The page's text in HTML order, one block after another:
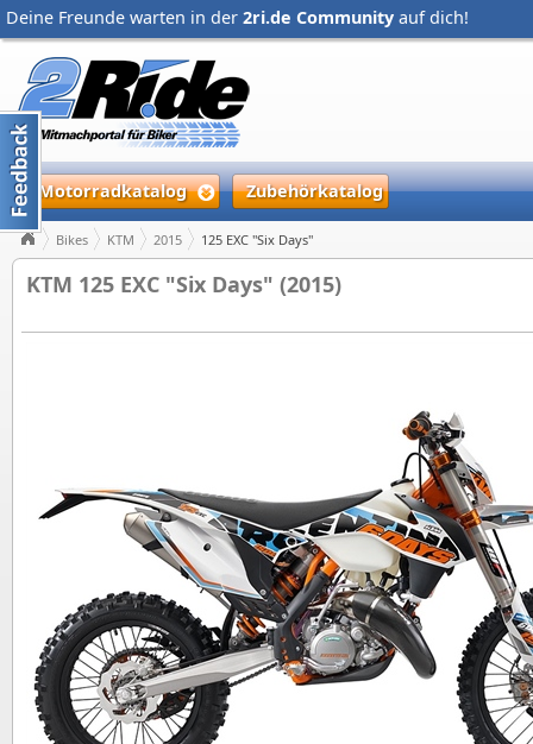
Deine Freunde warten in der 2ri.de Community auf dich!
Motorradkatalog Zubehörkatalog
Bikes KTM 2015 125 EXC "Six Days"
KTM 125 EXC "Six Days" (2015)